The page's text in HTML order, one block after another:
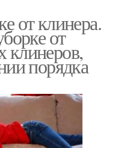
от клинера.
от
клинеров,
порядка